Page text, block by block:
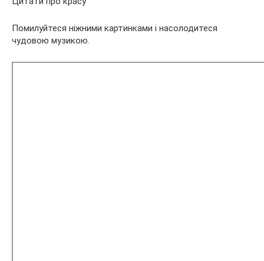
Помилуйтеся ніжними картинками і насолодитеся
чудовою музикою.